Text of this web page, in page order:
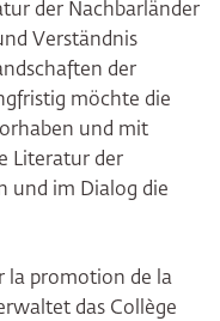
der Nachbarländer
Verständnis
der
möchte die
und mit
Literatur der
und im Dialog die
la promotion de la
das Collège